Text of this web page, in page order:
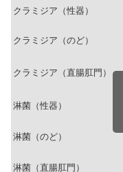
クラミジア（性器）
クラミジア（のど）
クラミジア（直腸肛門）
淋菌（性器）
淋菌（のど）
淋菌（直腸肛門）